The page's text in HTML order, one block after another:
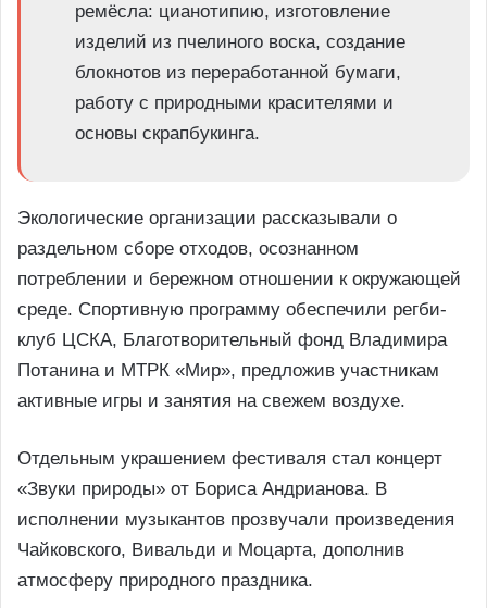
ремёсла: цианотипию, изготовление
изделий из пчелиного воска, создание
блокнотов из переработанной бумаги,
работу с природными красителями и
основы скрапбукинга.
Экологические организации рассказывали о
раздельном сборе отходов, осознанном
потреблении и бережном отношении к окружающей
среде. Спортивную программу обеспечили регби-
клуб ЦСКА, Благотворительный фонд Владимира
Потанина и МТРК «Мир», предложив участникам
активные игры и занятия на свежем воздухе.
Отдельным украшением фестиваля стал концерт
«Звуки природы» от Бориса Андрианова. В
исполнении музыкантов прозвучали произведения
Чайковского, Вивальди и Моцарта, дополнив
атмосферу природного праздника.